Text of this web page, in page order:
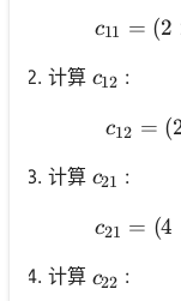
c11 = (2
计算 c_{12}
c12 :
c12 = (
计算 c_{21}
c21 :
c21 = (4
计算 c_{22}
c22 :